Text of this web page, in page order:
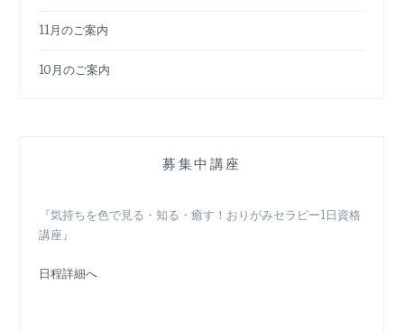
11月のご案内
10月のご案内
募集中講座
『気持ちを色で見る・知る・癒す！おりがみセラピー1日資格
講座』
日程詳細へ